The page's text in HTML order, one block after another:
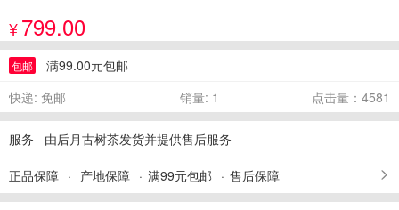
¥799.00
包邮
满99.00元包邮
快递: 免邮
销量: 1 点击量：4581
服务 由后月古树茶发货并提供售后服务
正品保障 产地保障 满99元包邮 售后保障